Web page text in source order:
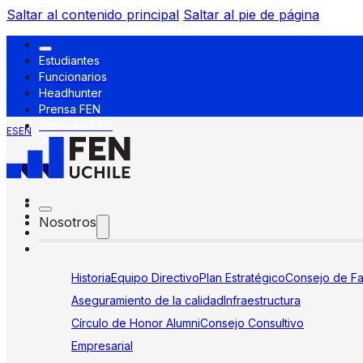
Saltar al contenido principal Saltar al pie de página
Estudiantes
Funcionarios
Headhunter
Prensa FEN
ESEN
Nosotros
HistoriaEquipo DirectivoPlan EstratégicoConsejo de
Aseguramiento de la calidadInfraestructura
Círculo de Honor AlumniConsejo Consultivo
Empresarial